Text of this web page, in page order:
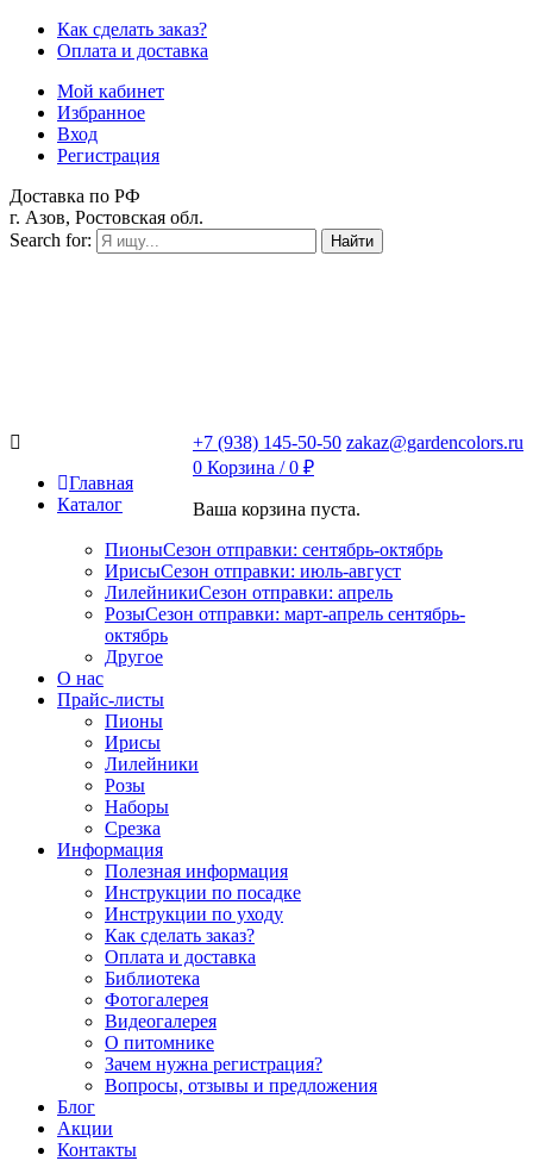
Как сделать заказ?
Оплата и доставка
Мой кабинет
Избранное
Вход
Регистрация
Доставка по РФ
г. Азов, Ростовская обл.
Search for:
Найти
+7 (938) 145-50-50 zakaz@gardencolors.ru
0 Корзина /0 ₽
Ваша корзина пуста.
Главная
Каталог
ПионыСезон отправки: сентябрь-октябрь
ИрисыСезон отправки: июль-август
ЛилейникиСезон отправки: апрель
РозыСезон отправки: март-апрель сентябрь-
октябрь
Другое
О нас
Прайс-листы
Пионы
Ирисы
Лилейники
Розы
Наборы
Срезка
Информация
Полезная информация
Инструкции по посадке
Инструкции по уходу
Как сделать заказ?
Оплата и доставка
Библиотека
Фотогалерея
Видеогалерея
О питомнике
Зачем нужна регистрация?
Вопросы, отзывы и предложения
Блог
Акции
Контакты